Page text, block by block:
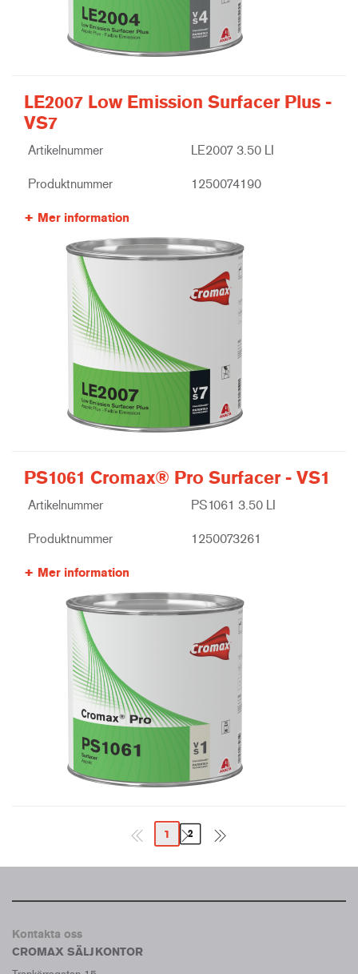
LE2007 Low Emission Surfacer Plus -
VS7
Artikelnummer LE2007 3.50 LI
Produktnummer 1250074190
Mer information
PS1061 Cromax® Pro Surfacer - VS1
Artikelnummer PS1061 3.50 LI
Produktnummer 1250073261
Mer information
1 2
Kontakta oss
CROMAX SÄLJKONTOR